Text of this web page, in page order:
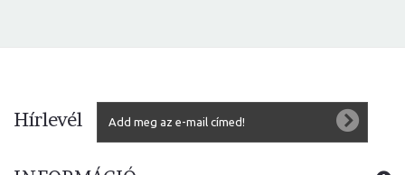
Hírlevél